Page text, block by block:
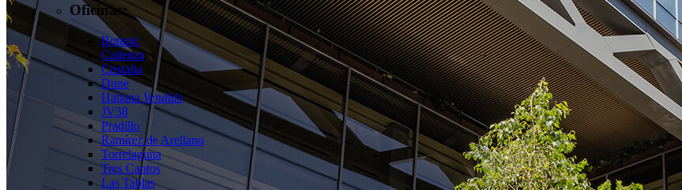
Oficinas:
Botanic
Cadenza
Cristalia
Dune
Habana Vendido
JV38
Pradillo
Ramírez de Arellano
Torrelaguna
Tres Cantos
Las Tablas